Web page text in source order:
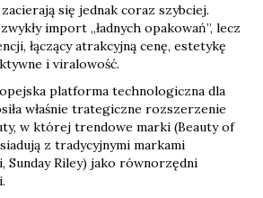
się jednak coraz szybciej.
import „ładnych opakowań”, lecz
łączący atrakcyjną cenę, estetykę
i viralowość.
platforma technologiczna dla
właśnie trategiczne rozszerzenie
w której trendowe marki (Beauty of
z tradycyjnymi markami
Sunday Riley) jako równorzędni